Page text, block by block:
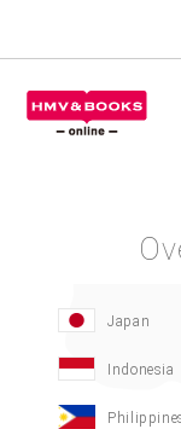
Japan
Indonesia